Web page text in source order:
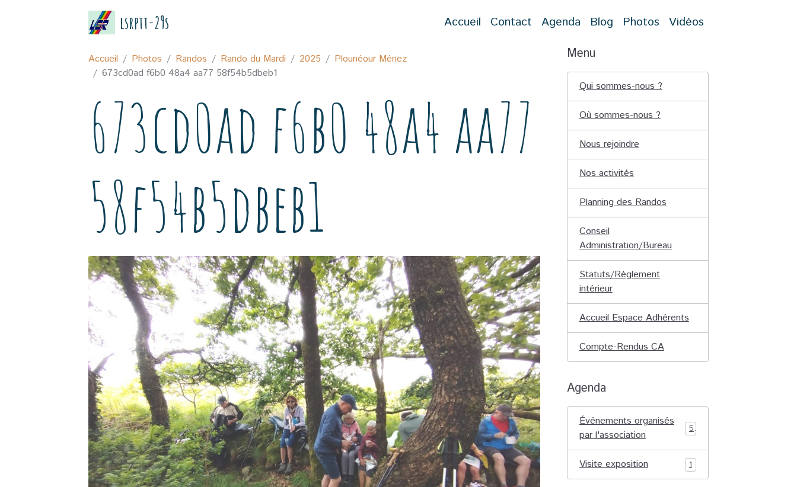
lsrptt-29s Accueil Contact Agenda Blog Photos Vidéos
Accueil Photos Randos Rando du Mardi 2025
Plounéour Ménez
673cd0ad f6b0 48a4 aa77 58f54b5dbeb1
673cd0ad f6b0 48a4 aa77
58f54b5dbeb1
Menu
Qui sommes-nous ?
Où sommes-nous ?
Nous rejoindre
Nos activités
Planning des Randos
Conseil
Administration/Bureau
Statuts/Règlement
intérieur
Accueil Espace Adhérents
Compte-Rendus CA
Agenda
Événements organisés
par l'association
5
Visite exposition 1